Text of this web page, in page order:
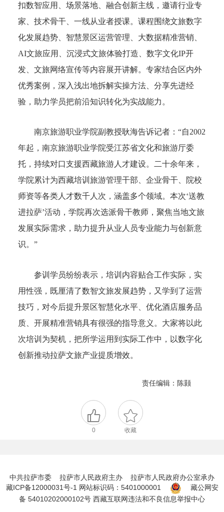
扣数智应用、场景落地、融合创新主线，邀请行业专
家、技术骨干、一线从业者授课。课程围绕文旅数字
化发展趋势、智慧景区运营管理、大数据精准营销、
AI文旅应用、沉浸式文旅体验打造、数字文化IP开
发、文旅网络宣传等内容展开讲解。专家结合区内外
优秀案例，深入浅出地拆解实操方法、分享先进经
验，助力学员把前沿知识转化为实战能力。
南京旅游职业学院副教授耿海告诉记者：“自2002
年起，南京旅游职业学院受江苏省文化和旅游厅委
托，持续对口支援西藏旅游人才建设。二十余年来，
学院累计为西藏培训旅游管理干部、企业骨干、院校
师资等各类人才数千人次，涵盖多个领域。本次‘送教
进拉萨’活动，学院再次选派骨干教师，聚焦当地文旅
发展实际需求，助力提升从业人员专业能力与创新意
识。”
参训学员纷纷表示，培训内容贴合工作实际，实
用性强，既厘清了数智文旅发展趋势，又学到了运营
技巧，对今后提升景区智慧化水平、优化酒店服务品
质、开展精准营销具有很强的指导意义。大家将以此
次培训为契机，把所学运用到实际工作中，以数字化
创新推动拉萨文旅产业提质增效。
责任编辑：陈颢
0 收藏
中共拉萨市委 拉萨市人民政府主办 拉萨市人民政府办公室承办
藏ICP备12000031号-1 网站标识码：5401000001
藏公网安
备 54010202000102号 西藏互联网违法和不良信息举报中心